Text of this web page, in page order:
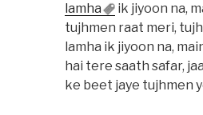
lamha
ik jiyoon na,
tujhmen raat meri,
lamha ik jiyoon na,
hai tere saath safar,
ke beet jaye tujhmen